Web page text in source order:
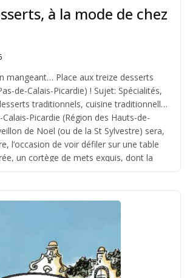
à la mode de chez
mangeant… Place aux treize desserts
de-Calais-Picardie) ! Sujet: Spécialités,
traditionnels, cuisine traditionnelle
Picardie (Région des Hauts-de-
de Noël (ou de la St Sylvestre) sera,
l’occasion de voir défiler sur une table
un cortège de mets exquis, dont la